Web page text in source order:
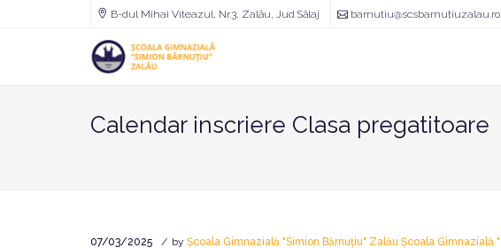
B-dul Mihai Viteazul, Nr.3, Zalău, Jud.Sălaj barnutiu@scsbarnutiuzalau.ro
Școala
Gimnazială
"Simion
Calendar inscriere Clasa pregatitoare
07/03/2025 by Școala Gimnazială "Simion Bărnuțiu" Zalău Școala Gimnazială